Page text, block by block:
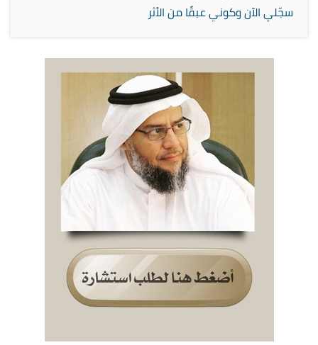
سجّلي الآن وكوني عبقًا من الأثر